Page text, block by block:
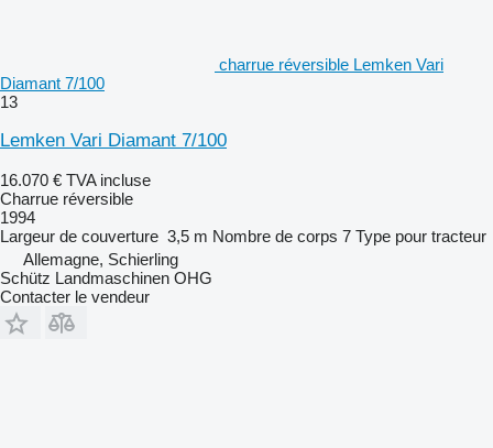
charrue réversible Lemken Vari
Diamant 7/100
13
Lemken Vari Diamant 7/100
16.070 € TVA incluse
Charrue réversible
1994
Largeur de couverture 3,5 m Nombre de corps 7 Type pour tracteur
Allemagne, Schierling
Schütz Landmaschinen OHG
Contacter le vendeur